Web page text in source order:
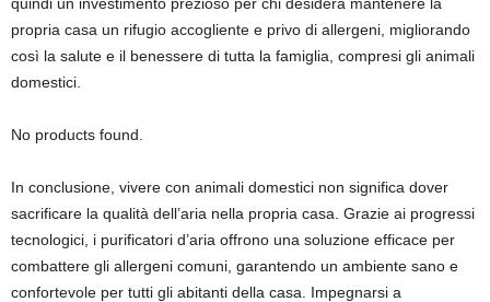
propria casa un rifugio accogliente e privo di allergeni, migliorando
così la salute e il benessere di tutta la famiglia, compresi gli animali
domestici.
No products found.
In conclusione, vivere con animali domestici non significa dover
sacrificare la qualità dell’aria nella propria casa. Grazie ai progressi
tecnologici, i purificatori d’aria offrono una soluzione efficace per
combattere gli allergeni comuni, garantendo un ambiente sano e
confortevole per tutti gli abitanti della casa. Impegnarsi a